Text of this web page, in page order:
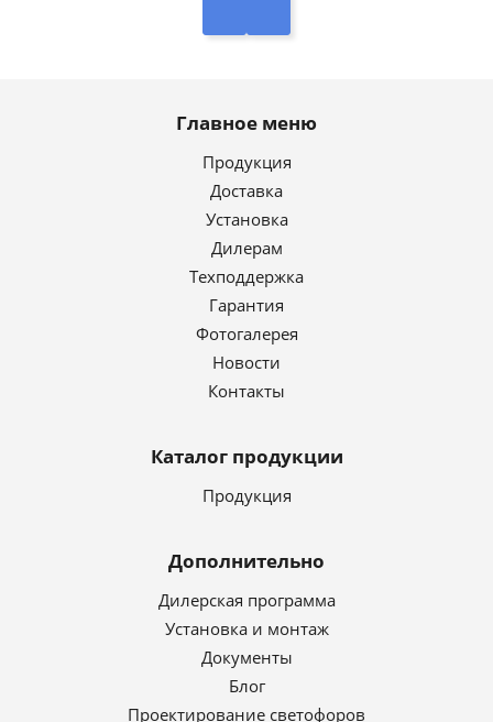
Главное меню
Продукция
Доставка
Установка
Дилерам
Техподдержка
Гарантия
Фотогалерея
Новости
Контакты
Каталог продукции
Продукция
Дополнительно
Дилерская программа
Установка и монтаж
Документы
Блог
Проектирование светофоров